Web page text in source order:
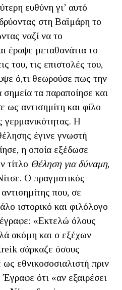
ευθύνη γι’ αυτό
στη Βαϊμάρη το
ναζί να το
έραψε μεταθανάτια το
του, τις επιστολές του,
ό,τι θεωρούσε πως την
τα παραποίησε και
ως αντισημίτη και φίλο
γερμανικότητας. Η
έγινε γνωστή
η οποία εξέδωσε
τίτλο Θέληση για δύναμη,
Ο πραγματικός
που, σε
ιστορικό και φιλόλογο
«Εκτελώ όλους
ακόμη και ο εξέχων
σάρκαζε όσους
εθνικοσοσιαλιστή πριν
ότι «αν εξαιρέσει